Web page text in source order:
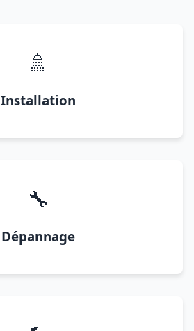
🚿
Installation
🔧
Dépannage